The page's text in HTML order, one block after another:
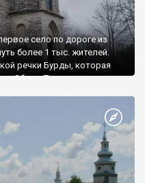
село по дороге из
более 1 тыс. жителей.
речки Бурды, которая
в Збруч. Первое
и соседней Скалой,